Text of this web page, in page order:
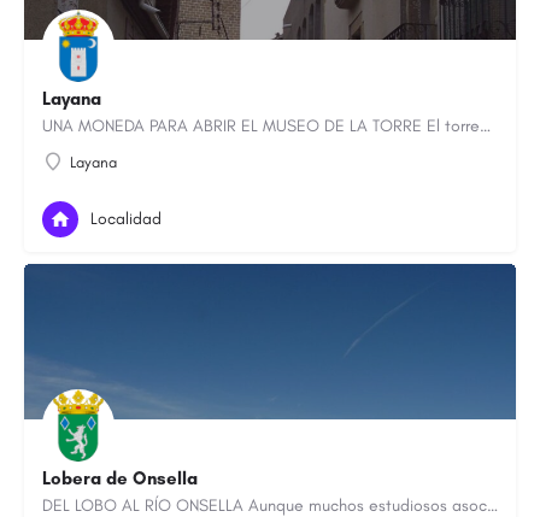
Layana
UNA MONEDA PARA ABRIR EL MUSEO DE LA TORRE El torreón de Layana, mandado construir por Alfonso II en 1186,…
Layana
Localidad
Lobera de Onsella
DEL LOBO AL RÍO ONSELLA Aunque muchos estudiosos asocian su nombre al término ‘lupus’, lobo, realmente,…